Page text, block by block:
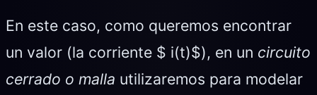
En este caso, como queremos encontrar
un valor (la corriente $ i(t)$), en un circuito
cerrado o malla utilizaremos para modelar